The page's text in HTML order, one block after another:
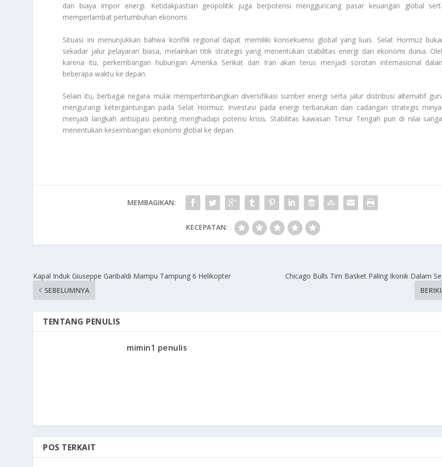
dan biaya impor energi. Ketidakpastian geopolitik juga berpotensi mengguncang pasar keuangan global
memperlambat pertumbuhan ekonomi.
Situasi ini menunjukkan bahwa konflik regional dapat memiliki konsekuensi global yang luas. Selat Hormuz
sekadar jalur pelayaran biasa, melainkan titik strategis yang menentukan stabilitas energi dan ekonomi dunia.
karena itu, perkembangan hubungan Amerika Serikat dan Iran akan terus menjadi sorotan internasional
beberapa waktu ke depan.
Selain itu, berbagai negara mulai mempertimbangkan diversifikasi sumber energi serta jalur distribusi alternatif
mengurangi ketergantungan pada Selat Hormuz. Investasi pada energi terbarukan dan cadangan strategis
menjadi langkah antisipasi penting menghadapi potensi krisis. Stabilitas kawasan Timur Tengah pun di nilai
menentukan keseimbangan ekonomi global ke depan.
MEMBAGIKAN:
KECEPATAN:
Kapal Induk Giuseppe Garibaldi Mampu Tampung 6 Helikopter
SEBELUMNYA
Chicago Bulls Tim Basket Paling Ikonik Dalam
TENTANG PENULIS
mimin1 penulis
POS TERKAIT